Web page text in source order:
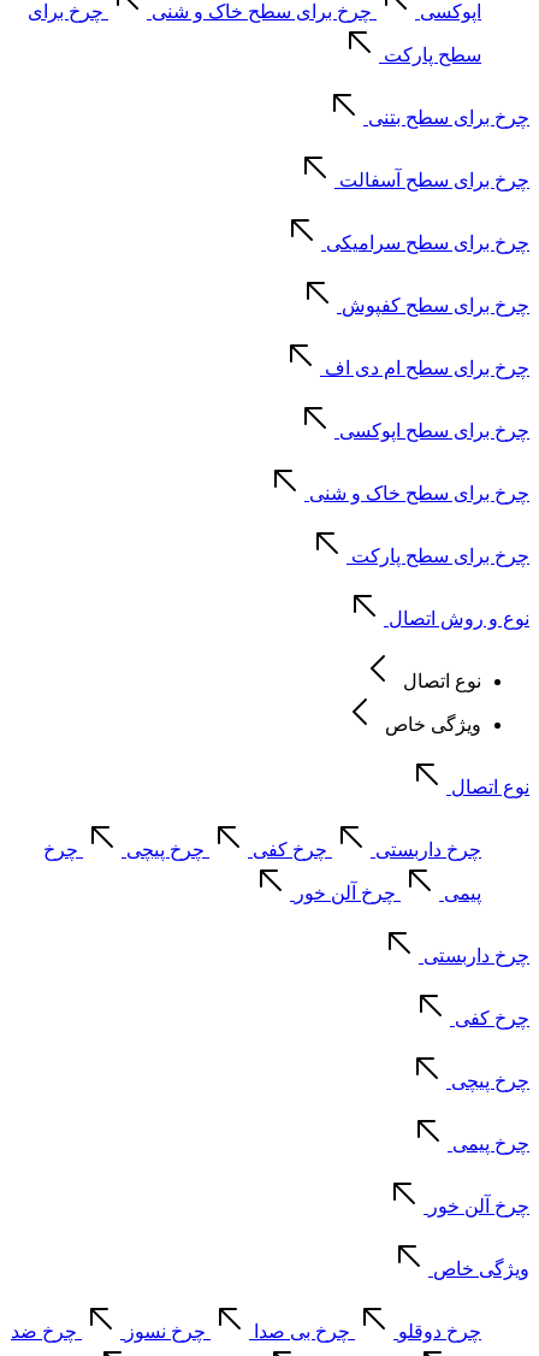
اپوکسی چرخ برای سطح خاک و شنی چرخ برای
سطح پارکت
چرخ برای سطح بتنی
چرخ برای سطح آسفالت
چرخ برای سطح سرامیکی
چرخ برای سطح کفپوش
چرخ برای سطح ام دی اف
چرخ برای سطح اپوکسی
چرخ برای سطح خاک و شنی
چرخ برای سطح پارکت
نوع و روش اتصال
نوع اتصال
ویژگی خاص
نوع اتصال
چرخ داربستی چرخ کفی چرخ پیچی چرخ
پیمی چرخ آلن خور
چرخ داربستی
چرخ کفی
چرخ پیچی
چرخ پیمی
چرخ آلن خور
ویژگی خاص
چرخ دوقلو چرخ بی صدا چرخ نسوز چرخ ضد